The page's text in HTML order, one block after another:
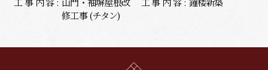
修工事 (チタン)